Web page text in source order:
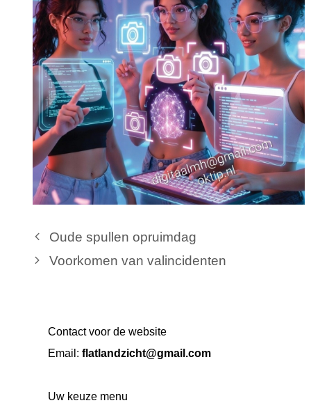
Oude spullen opruimdag
Voorkomen van valincidenten
Contact voor de website
Email: flatlandzicht@gmail.com
Uw keuze menu